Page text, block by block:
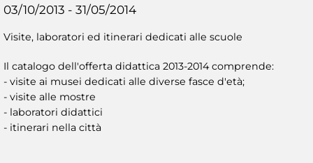
03/10/2013 - 31/05/2014
Visite, laboratori ed itinerari dedicati alle scuole
Il catalogo dell'offerta didattica 2013-2014 comprende:
- visite ai musei dedicati alle diverse fasce d'età;
- visite alle mostre
- laboratori didattici
- itinerari nella città